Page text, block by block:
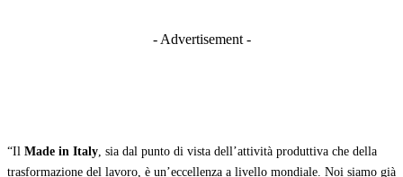
- Advertisement -
“Il Made in Italy, sia dal punto di vista dell’attività produttiva che della
trasformazione del lavoro, è un’eccellenza a livello mondiale. Noi siamo già